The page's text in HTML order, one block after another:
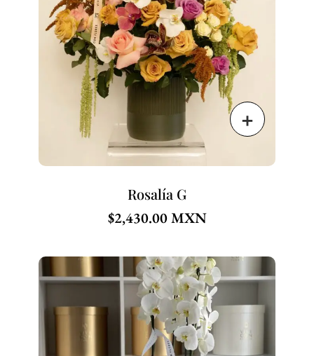
Rosalía G
$2,430.00